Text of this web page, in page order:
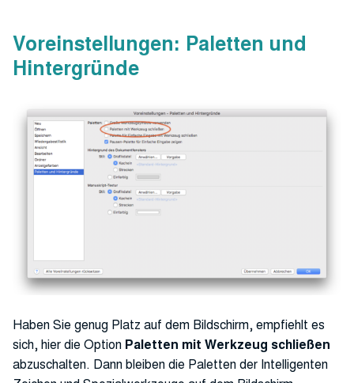
Voreinstellungen: Paletten und
Hintergründe
Haben Sie genug Platz auf dem Bildschirm, empfiehlt es
sich, hier die Option Paletten mit Werkzeug schließen
abzuschalten. Dann bleiben die Paletten der Intelligenten